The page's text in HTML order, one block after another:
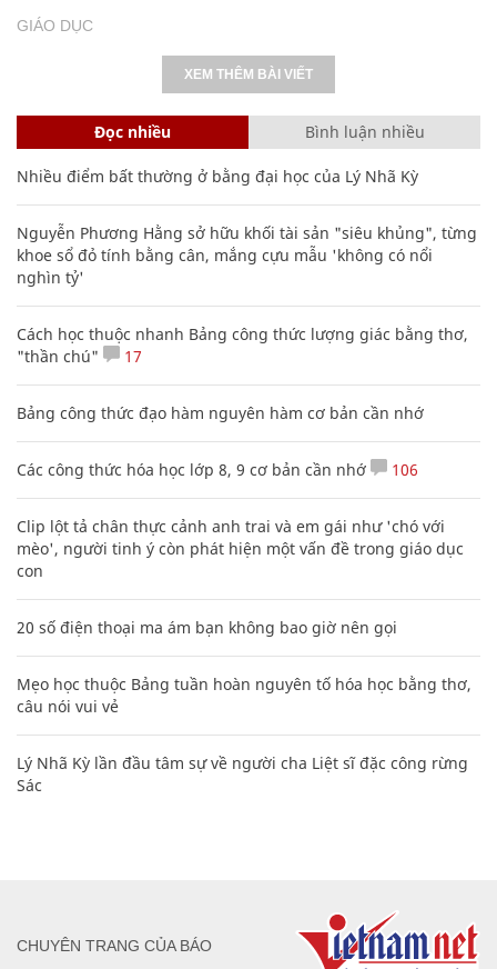
GIÁO DỤC
XEM THÊM BÀI VIẾT
Đọc nhiều Bình luận nhiều
Nhiều điểm bất thường ở bằng đại học của Lý Nhã Kỳ
Nguyễn Phương Hằng sở hữu khối tài sản "siêu khủng", từng
khoe sổ đỏ tính bằng cân, mắng cựu mẫu 'không có nổi
nghìn tỷ'
Cách học thuộc nhanh Bảng công thức lượng giác bằng thơ,
"thần chú"
17
Bảng công thức đạo hàm nguyên hàm cơ bản cần nhớ
Các công thức hóa học lớp 8, 9 cơ bản cần nhớ 106
Clip lột tả chân thực cảnh anh trai và em gái như 'chó với
mèo', người tinh ý còn phát hiện một vấn đề trong giáo dục
con
20 số điện thoại ma ám bạn không bao giờ nên gọi
Mẹo học thuộc Bảng tuần hoàn nguyên tố hóa học bằng thơ,
câu nói vui vẻ
Lý Nhã Kỳ lần đầu tâm sự về người cha Liệt sĩ đặc công rừng
Sác
CHUYÊN TRANG CỦA BÁO